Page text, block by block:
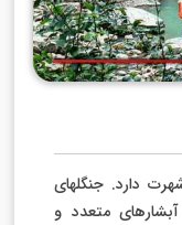
دارد. جنگل­های
متعدد و